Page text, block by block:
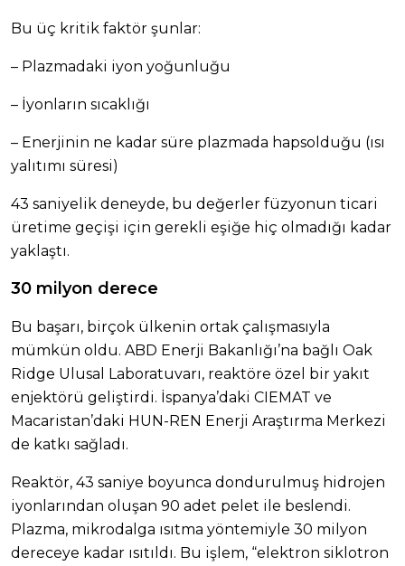
Bu üç kritik faktör şunlar:
– Plazmadaki iyon yoğunluğu
– İyonların sıcaklığı
– Enerjinin ne kadar süre plazmada hapsolduğu (ısı
yalıtımı süresi)
43 saniyelik deneyde, bu değerler füzyonun ticari
üretime geçişi için gerekli eşiğe hiç olmadığı kadar
yaklaştı.
30 milyon derece
Bu başarı, birçok ülkenin ortak çalışmasıyla
mümkün oldu. ABD Enerji Bakanlığı’na bağlı Oak
Ridge Ulusal Laboratuvarı, reaktöre özel bir yakıt
enjektörü geliştirdi. İspanya’daki CIEMAT ve
Macaristan’daki HUN-REN Enerji Araştırma Merkezi
de katkı sağladı.
Reaktör, 43 saniye boyunca dondurulmuş hidrojen
iyonlarından oluşan 90 adet pelet ile beslendi.
Plazma, mikrodalga ısıtma yöntemiyle 30 milyon
dereceye kadar ısıtıldı. Bu işlem, “elektron siklotron